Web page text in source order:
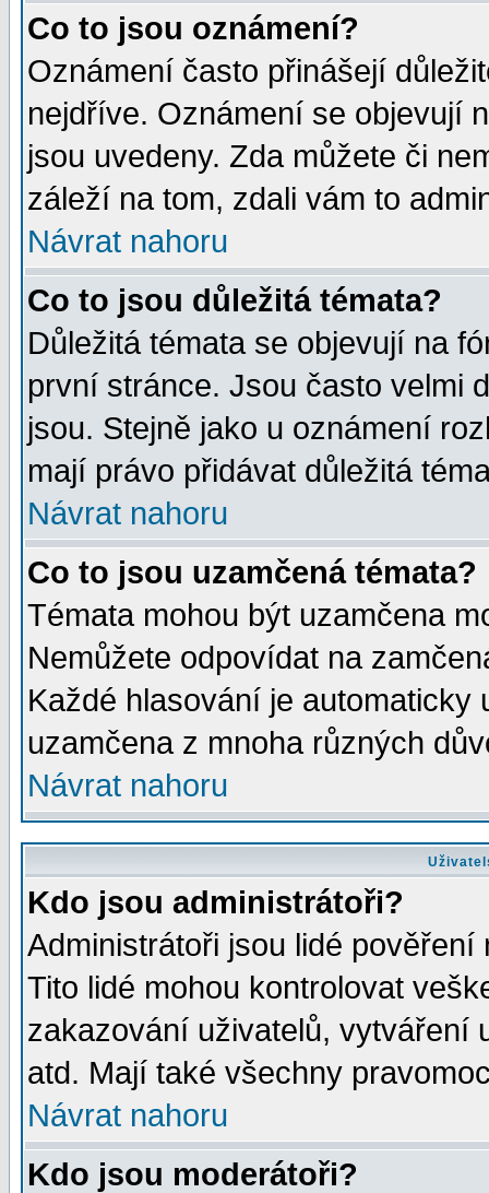
Co to jsou oznámení?
Oznámení často přinášejí
nejdříve. Oznámení se objevují
jsou uvedeny. Zda můžete či
záleží na tom, zdali vám to
Návrat nahoru
Co to jsou důležitá témata?
Důležitá témata se objevují na
první stránce. Jsou často velmi
jsou. Stejně jako u oznámení
mají právo přidávat důležitá
Návrat nahoru
Co to jsou uzamčená témata?
Témata mohou být uzamčena
Nemůžete odpovídat na
Každé hlasování je automaticky
uzamčena z mnoha různých
Návrat nahoru
Kdo jsou administrátoři?
Administrátoři jsou lidé
Tito lidé mohou kontrolovat
zakazování uživatelů, vytváření
atd. Mají také všechny
Návrat nahoru
Kdo jsou moderátoři?